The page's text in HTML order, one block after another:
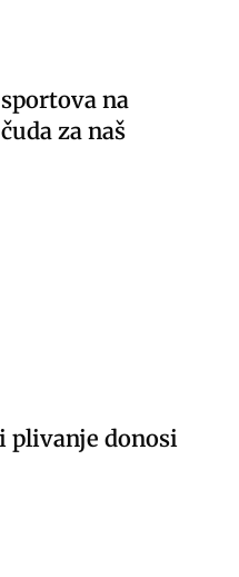
na
za naš
plivanje donosi